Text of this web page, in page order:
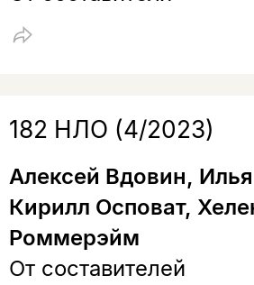
182 НЛО (4/2023)
Алексей Вдовин,
Кирилл Осповат,
Роммерэйм
От составителей